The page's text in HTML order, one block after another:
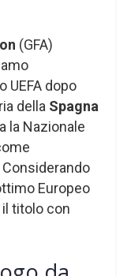
(GFA)
UEFA dopo
della Spagna
la Nazionale
Europeo
titolo con